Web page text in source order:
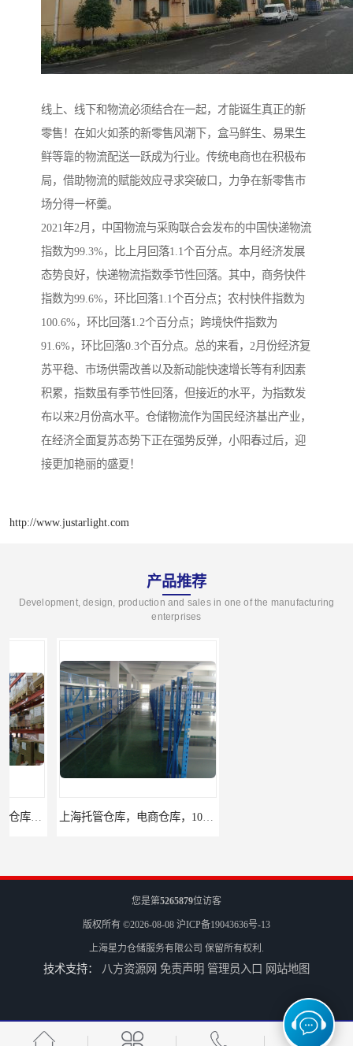
线上、线下和物流必须结合在一起，才能诞生真正的新
零售！在如火如荼的新零售风潮下，盒马鲜生、易果生
鲜等靠的物流配送一跃成为行业。传统电商也在积极布
局，借助物流的赋能效应寻求突破口，力争在新零售市
场分得一杯羹。
2021年2月，中国物流与采购联合会发布的中国快递物流
指数为99.3%，比上月回落1.1个百分点。本月经济发展
态势良好，快递物流指数季节性回落。其中，商务快件
指数为99.6%，环比回落1.1个百分点；农村快件指数为
100.6%，环比回落1.2个百分点；跨境快件指数为
91.6%，环比回落0.3个百分点。总的来看，2月份经济复
苏平稳、市场供需改善以及新动能快速增长等有利因素
积累，指数虽有季节性回落，但接近的水平，为指数发
布以来2月份高水平。仓储物流作为国民经济基出产业，
在经济全面复苏态势下正在强势反弹，小阳春过后，迎
接更加艳丽的盛夏！
http://www.justarlight.com
产品推荐
Development, design, production and sales in one of the manufacturing
enterprises
上海托管仓库，电商仓库，10平起租 杨浦区小面积仓库，托管仓库
宝山区小面积托管仓库，电商仓库
您是第5265879位访客
版权所有 ©2026-08-08 沪ICP备19043636号-13
上海星力仓储服务有限公司 保留所有权利.
技术支持： 八方资源网 免责声明 管理员入口 网站地图